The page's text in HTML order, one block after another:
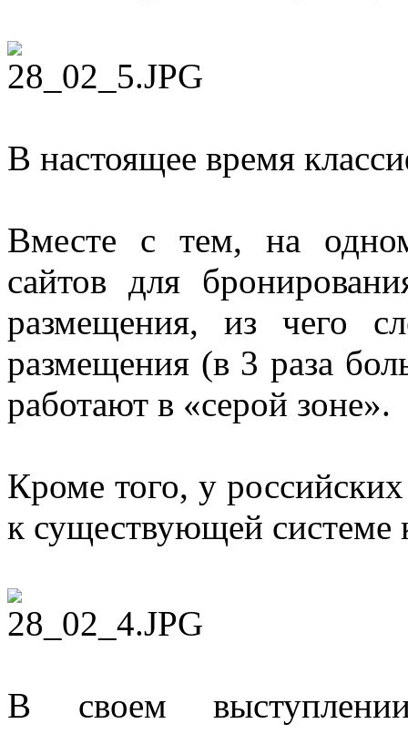
В настоящее время
Вместе с тем, на
сайтов для
размещения, из чего
размещения (в 3 раза
работают в «серой зоне».
Кроме того, у
к существующей системе
В своем выступлении